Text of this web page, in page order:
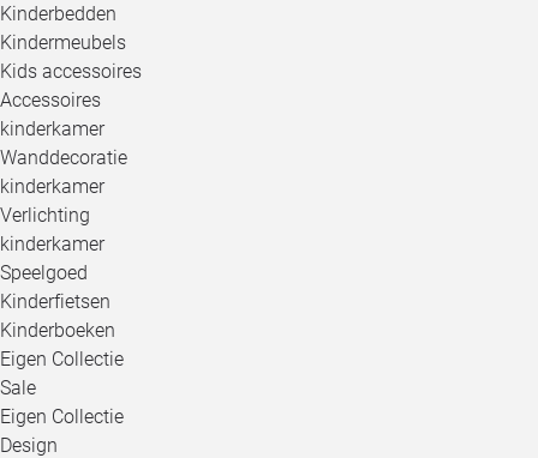
Kinderbedden
Kindermeubels
Kids accessoires
Accessoires
kinderkamer
Wanddecoratie
kinderkamer
Verlichting
kinderkamer
Speelgoed
Kinderfietsen
Kinderboeken
Eigen Collectie
Sale
Eigen Collectie
Design